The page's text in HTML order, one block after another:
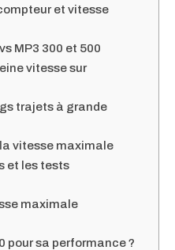
et vitesse
MP3 300 et 500
vitesse sur
trajets à grande
vitesse maximale
et les tests
maximale
pour sa performance ?